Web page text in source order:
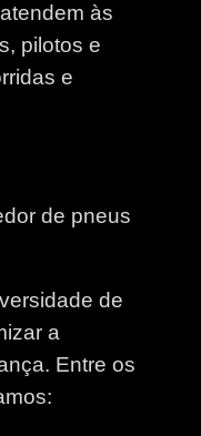
às
pilotos e
e
de pneus
de
a
Entre os